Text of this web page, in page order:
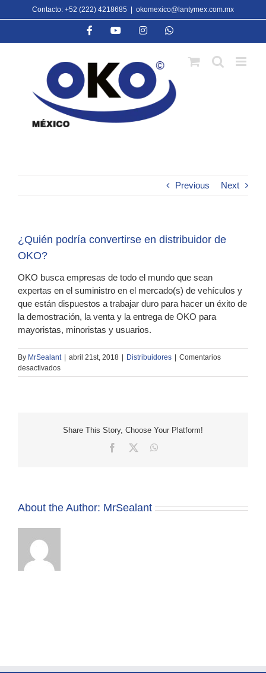
to
Contacto: +52 (222) 4218685 okomexico@lantymex.com.mx
FacebookYouTubeInstagramWhatsApp
Previous Next
¿Quién podría convertirse en distribuidor de
OKO?
OKO busca empresas de todo el mundo que sean
expertas en el suministro en el mercado(s) de vehículos y
que están dispuestos a trabajar duro para hacer un éxito de
la demostración, la venta y la entrega de OKO para
mayoristas, minoristas y usuarios.
By MrSealant abril 21st, 2018 Distribuidores
Comentarios
desactivadosen
¿Quién
de
Share This Story, Choose Your Platform!
Facebook
About the Author: MrSealant